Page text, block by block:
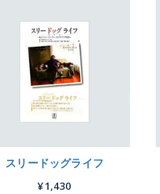
スリードッグライフ
¥1,430